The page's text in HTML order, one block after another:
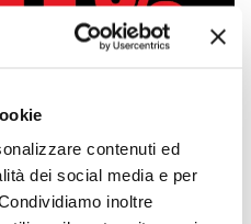
contenuti ed
dei social media e per
inoltre